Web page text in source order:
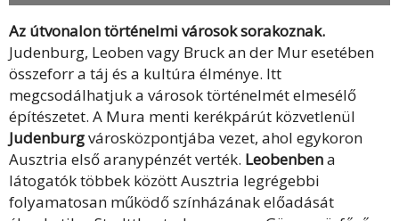
Az útvonalon történelmi városok sorakoznak.
Judenburg, Leoben vagy Bruck an der Mur esetében
összeforr a táj és a kultúra élménye. Itt
megcsodálhatjuk a városok történelmét elmesélő
építészetet. A Mura menti kerékpárút közvetlenül
Judenburgvárosközpontjába vezet, ahol egykoron
Ausztria első aranypénzét verték. Leobenbena
látogatók többek között Ausztria legrégebbi
folyamatosan működő színházának előadását